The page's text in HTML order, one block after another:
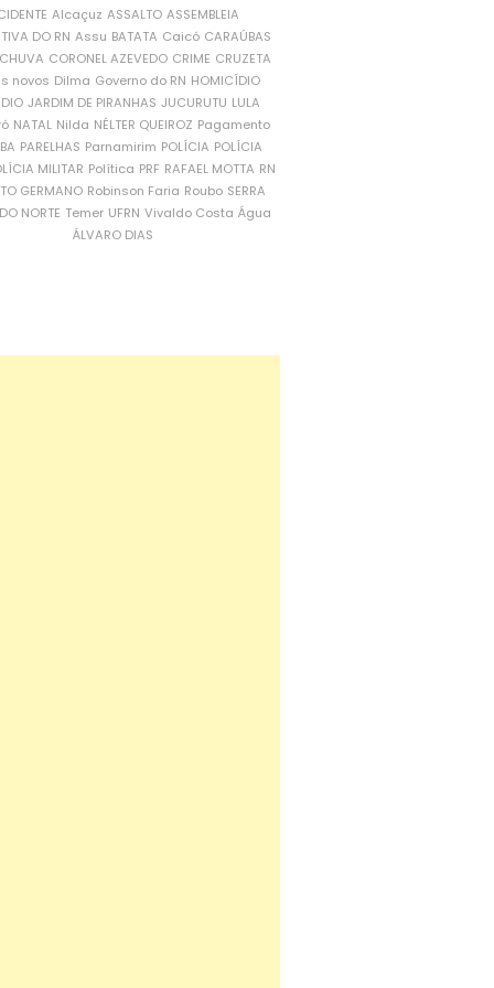
Alcaçuz ASSALTO ASSEMBLEIA
DO RN Assu BATATA Caicó CARAÚBAS
CORONEL AZEVEDO CRIME CRUZETA
novos Dilma Governo do RN HOMICÍDIO
JARDIM DE PIRANHAS JUCURUTU LULA
NATAL Nilda NÉLTER QUEIROZ Pagamento
PARELHAS Parnamirim POLÍCIA POLÍCIA
MILITAR Política PRF RAFAEL MOTTA RN
GERMANO Robinson Faria Roubo SERRA
NORTE Temer UFRN Vivaldo Costa Água
ÁLVARO DIAS